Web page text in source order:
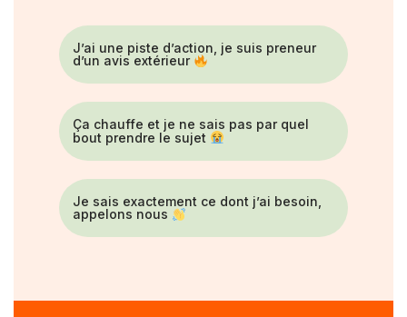
J’ai une piste d’action, je suis preneur
d’un avis extérieur
Ça chauffe et je ne sais pas par quel
bout prendre le sujet
Je sais exactement ce dont j’ai besoin,
appelons nous